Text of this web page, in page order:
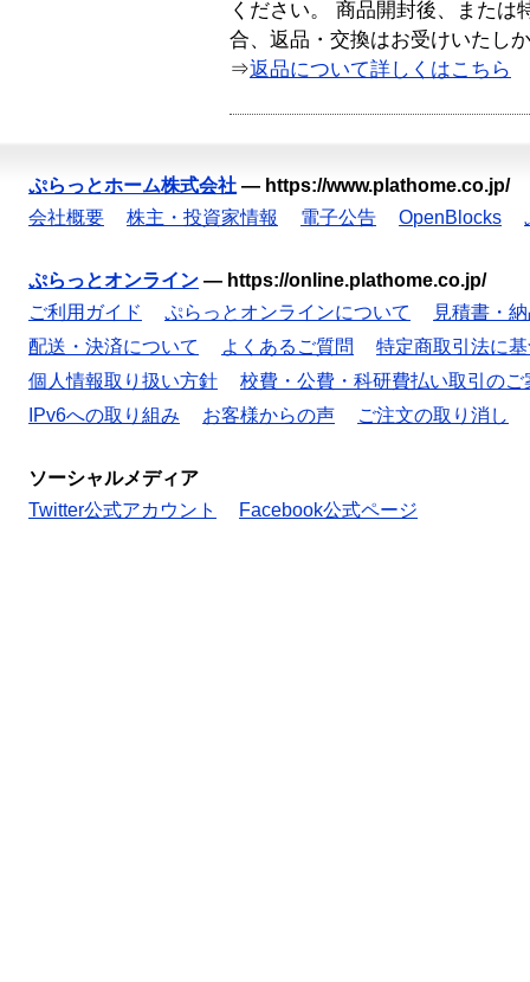
ください。 商品開封後、または
合、返品・交換はお受けいたし
⇒返品について詳しくはこちら
ぷらっとホーム株式会社 — https://www.plathome.co.jp/
会社概要
株主・投資家情報 電子公告 OpenBlocks
ぷらっとオンライン — https://online.plathome.co.jp/
ご利用ガイド
ぷらっとオンラインについて
見積書・
配送・決済について
よくあるご質問
特定商取引法に
個人情報取り扱い方針
校費・公費・科研費払い取引のご
IPv6への取り組み
お客様からの声 ご注文の取り消し
ソーシャルメディア
Twitter公式アカウント
Facebook公式ページ